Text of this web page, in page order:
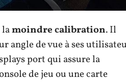
moindrecalibration. Il
angle de vue à ses
port qui assure la
de jeu ou une carte